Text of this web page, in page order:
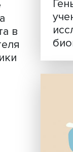
участие
Харбине